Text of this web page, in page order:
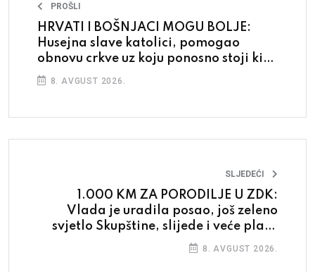
PROŠLI
HRVATI I BOŠNJACI MOGU BOLJE:
Husejna slave katolici, pomogao
obnovu crkve uz koju ponosno stoji kip
kraljice Jelene
8. AVGUST 2026.
SLJEDEĆI
1.000 KM ZA PORODILJE U ZDK:
Vlada je uradila posao, još zeleno
svjetlo Skupštine, slijede i veće plaće
prosvjetarima
8. AVGUST 2026.